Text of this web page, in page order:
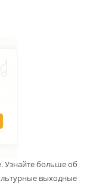
Узнайте больше об
выходные